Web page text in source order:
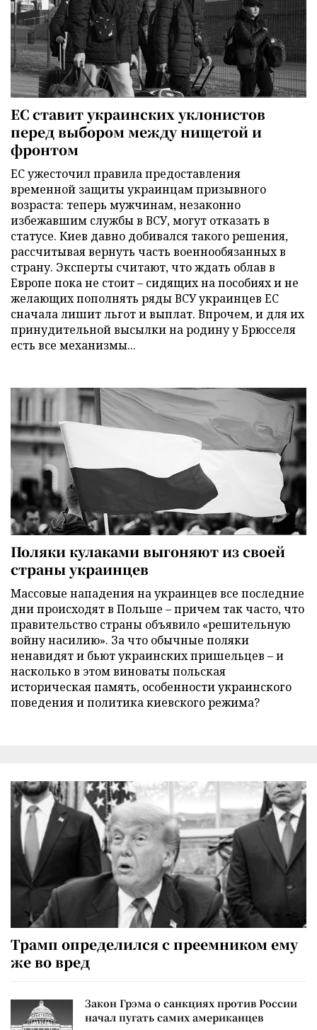
ЕС ставит украинских уклонистов
перед выбором между нищетой и
фронтом
ЕС ужесточил правила предоставления
временной защиты украинцам призывного
возраста: теперь мужчинам, незаконно
избежавшим службы в ВСУ, могут отказать в
статусе. Киев давно добивался такого решения,
рассчитывая вернуть часть военнообязанных в
страну. Эксперты считают, что ждать облав в
Европе пока не стоит – сидящих на пособиях и не
желающих пополнять ряды ВСУ украинцев ЕС
сначала лишит льгот и выплат. Впрочем, и для их
принудительной высылки на родину у Брюсселя
есть все механизмы...
Поляки кулаками выгоняют из своей
страны украинцев
Массовые нападения на украинцев все последние
дни происходят в Польше – причем так часто, что
правительство страны объявило «решительную
войну насилию». За что обычные поляки
ненавидят и бьют украинских пришельцев – и
насколько в этом виноваты польская
историческая память, особенности украинского
поведения и политика киевского режима?
Трамп определился с преемником ему
же во вред
Закон Грэма о санкциях против России
начал пугать самих американцев